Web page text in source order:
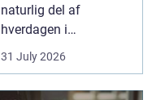
naturlig del af
hverdagen i
København. Byen er
fyldt med dygtige...
31 July 2026